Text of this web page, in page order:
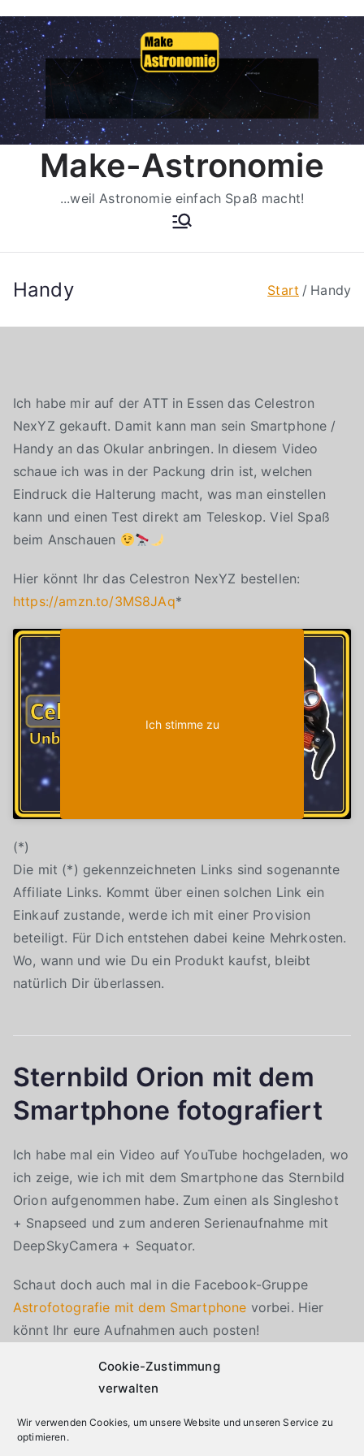
Cookie-Zustimmung
verwalten
Wir verwenden Cookies, um unsere Website und unseren Service zu
optimieren.
Inhalt
springen
Make-Astronomie
...weil Astronomie einfach Spaß macht!
Handy Start Handy
Ich habe mir auf der ATT in Essen das Celestron
NexYZ gekauft. Damit kann man sein Smartphone /
Handy an das Okular anbringen. In diesem Video
schaue ich was in der Packung drin ist, welchen
Eindruck die Halterung macht, was man einstellen
kann und einen Test direkt am Teleskop. Viel Spaß
beim Anschauen
Hier könnt Ihr das Celestron NexYZ bestellen:
https://amzn.to/3MS8JAq*
Ich stimme zu
(*)
Die mit (*) gekennzeichneten Links sind sogenannte
Affiliate Links. Kommt über einen solchen Link ein
Einkauf zustande, werde ich mit einer Provision
beteiligt. Für Dich entstehen dabei keine Mehrkosten.
Wo, wann und wie Du ein Produkt kaufst, bleibt
natürlich Dir überlassen.
Sternbild Orion mit dem
Smartphone fotografiert
Ich habe mal ein Video auf YouTube hochgeladen, wo
ich zeige, wie ich mit dem Smartphone das Sternbild
Orion aufgenommen habe. Zum einen als Singleshot
+ Snapseed und zum anderen Serienaufnahme mit
DeepSkyCamera + Sequator.
Schaut doch auch mal in die Facebook-Gruppe
Astrofotografie mit dem Smartphone vorbei. Hier
könnt Ihr eure Aufnahmen auch posten!
Klicke auf "Ich stimme zu", um Youtube zu
aktivieren
Cookie-Richtlinie